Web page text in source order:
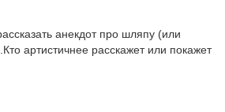
анекдот про шляпу (или
артистичнее расскажет или покажет